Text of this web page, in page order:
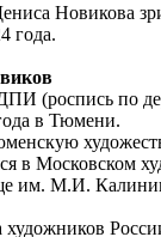
Новикова
года.
(роспись по
в Тюмени.
в Московском
им. М.И.